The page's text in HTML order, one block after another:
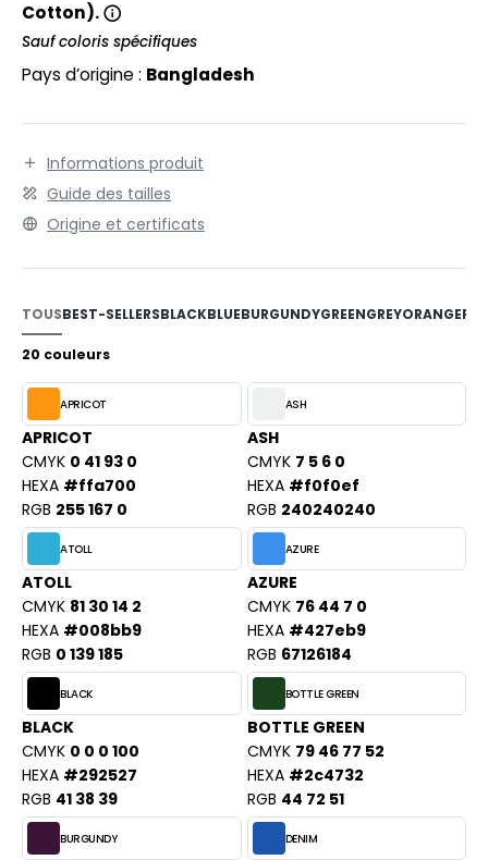
VETEMENTS
SHIRT
SHIRT
PROFESSIONNELLE
- BLOUSON
ROW
OF THE LOOM
- BLANKS
COOL
HOODS
T'S
SERIE
Cotton).
Sauf coloris spécifiques
Pays d’origine : Bangladesh
Informations produit
Guide des tailles
Origine et certificats
TOUSBEST-SELLERSBLACKBLUEBURGUNDYGREENGREYORANGE
20 couleurs
APRICOT
APRICOT
CMYK 0 41 93 0
HEXA #ffa700
RGB 255 167 0
ASH
ASH
CMYK 7 5 6 0
HEXA #f0f0ef
RGB 240240240
ATOLL
ATOLL
CMYK 81 30 14 2
HEXA #008bb9
RGB 0 139 185
AZURE
AZURE
CMYK 76 44 7 0
HEXA #427eb9
RGB 67126184
BLACK
BLACK
CMYK 0 0 0 100
HEXA #292527
RGB 41 38 39
BOTTLE GREEN
BOTTLE GREEN
CMYK 79 46 77 52
HEXA #2c4732
RGB 44 72 51
BURGUNDY DENIM